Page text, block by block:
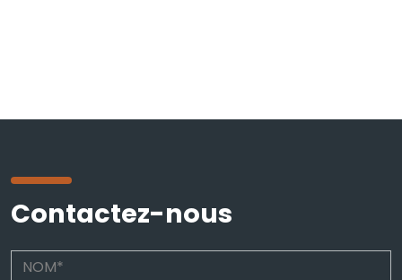
Contactez-nous